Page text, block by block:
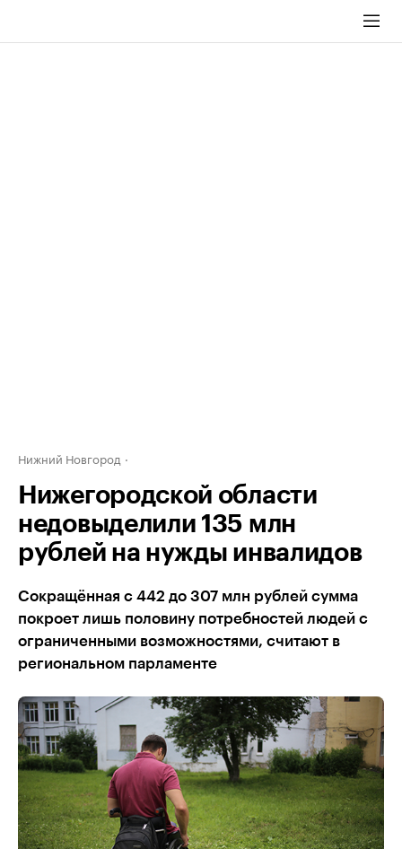
Нижний Новгород
Нижегородской области
недовыделили 135 млн
рублей на нужды инвалидов
Сокращённая с 442 до 307 млн рублей сумма
покроет лишь половину потребностей людей с
ограниченными возможностями, считают в
региональном парламенте